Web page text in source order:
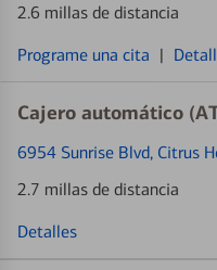
2.6 millas de distancia
Programe una cita |
Cajero automático
6954 Sunrise Blvd, Citrus
2.7 millas de distancia
Detalles